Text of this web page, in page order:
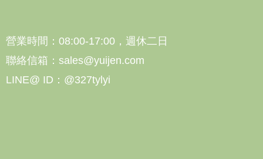
營業時間：08:00-17:00，週休二日
聯絡信箱：sales@yuijen.com
LINE@ ID：@327tylyi